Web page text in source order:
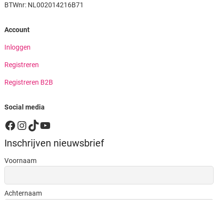
BTWnr: NL002014216B71
Account
Inloggen
Registreren
Registreren B2B
Social media
Facebook
Instagram
TikTok
YouTube
Inschrijven nieuwsbrief
Voornaam
Achternaam